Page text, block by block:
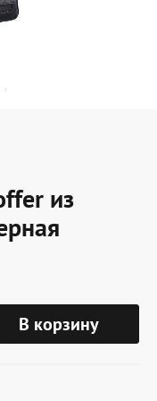
из
В корзину